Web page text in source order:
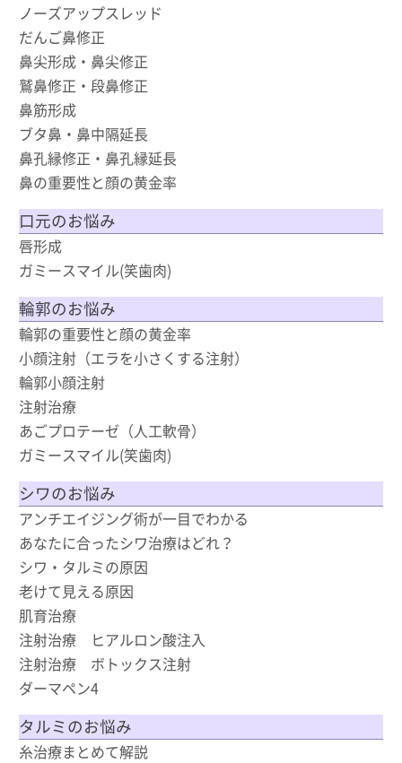
ノーズアップスレッド
だんご鼻修正
鼻尖形成・鼻尖修正
鷲鼻修正・段鼻修正
鼻筋形成
ブタ鼻・鼻中隔延長
鼻孔縁修正・鼻孔縁延長
鼻の重要性と顔の黄金率
口元のお悩み
唇形成
ガミースマイル(笑歯肉)
輪郭のお悩み
輪郭の重要性と顔の黄金率
小顔注射（エラを小さくする注射）
輪郭小顔注射
注射治療
あごプロテーゼ（人工軟骨）
ガミースマイル(笑歯肉)
シワのお悩み
アンチエイジング術が一目でわかる
あなたに合ったシワ治療はどれ？
シワ・タルミの原因
老けて見える原因
肌育治療
注射治療 ヒアルロン酸注入
注射治療 ボトックス注射
ダーマペン4
タルミのお悩み
糸治療まとめて解説